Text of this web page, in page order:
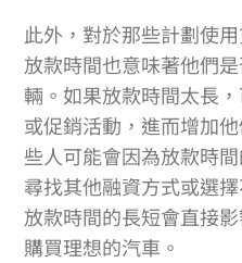
此外，對於那些計劃使
放款時間也意味著他們
輛。如果放款時間太長
或促銷活動，進而增加
些人可能會因為放款時
尋找其他融資方式或選
放款時間的長短會直接
購買理想的汽車。